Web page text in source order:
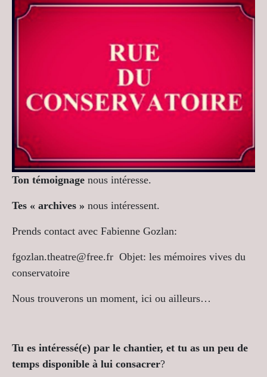
Ton témoignage nous intéresse.
Tes « archives » nous intéressent.
Prends contact avec Fabienne Gozlan:
fgozlan.theatre@free.fr Objet: les mémoires vives du
conservatoire
Nous trouverons un moment, ici ou ailleurs…
Tu es intéressé(e) par le chantier, et tu as un peu de
temps disponible à lui consacrer?